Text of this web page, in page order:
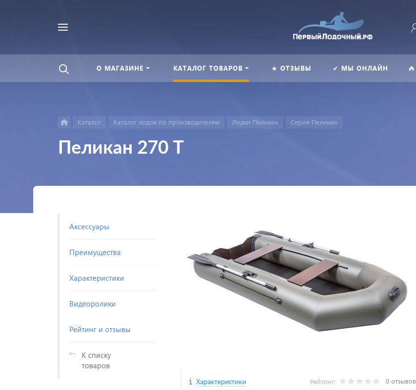
О МАГАЗИНЕ КАТАЛОГ ТОВАРОВ ★ ОТЗЫВЫ ✔ МЫ ОНЛАЙН
Каталог Каталог лодок по производителям Лодки Пеликан Серия Пеликан
Пеликан 270 Т
Аксессуары
Преимущества
Характеристики
Видеоролики
Рейтинг и отзывы
К списку
товаров
Характеристики Рейтинг: 0 отзывов